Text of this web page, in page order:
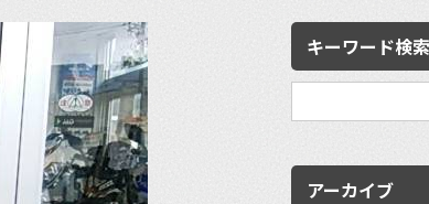
キーワード検索
検
アーカイブ